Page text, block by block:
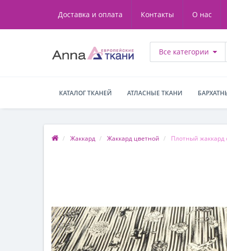
Доставка и оплата Контакты О нас
Все категории
КАТАЛОГ ТКАНЕЙ АТЛАСНЫЕ ТКАНИ
Жаккард Жаккард цветной Плотный жаккард